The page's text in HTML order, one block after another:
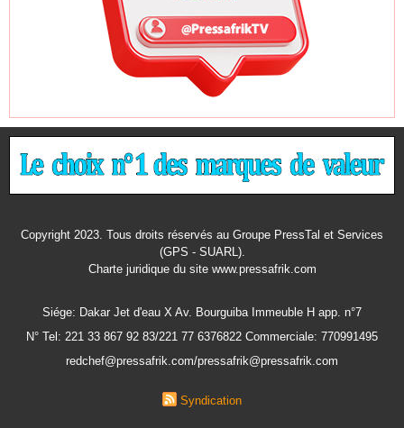
Copyright 2023. Tous droits réservés au Groupe PressTal et Services
(GPS - SUARL).
Charte juridiquedu site www.pressafrik.com
Siége: Dakar Jet d'eau X Av. Bourguiba Immeuble H app. n°7
N° Tel: 221 33 867 92 83/221 77 6376822 Commerciale: 770991495
redchef@pressafrik.com/pressafrik@pressafrik.com
Syndication